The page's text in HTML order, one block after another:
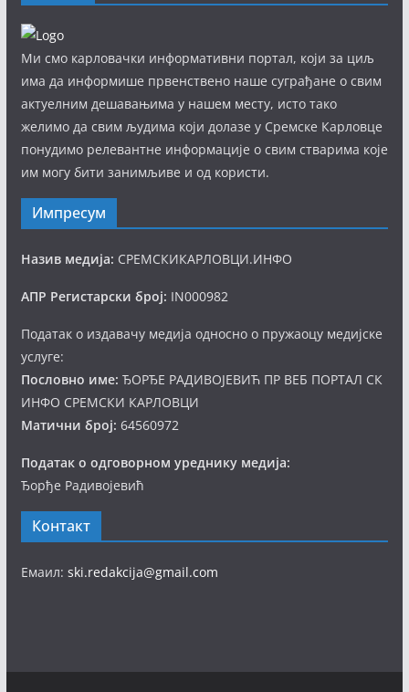
Ми смо карловачки информативни портал, који за циљ
има да информише првенствено наше суграђане о свим
актуелним дешавањима у нашем месту, исто тако
желимо да свим људима који долазе у Сремске Карловце
понудимо релевантне информације о свим стварима које
им могу бити занимљиве и од користи.
Импресум
Назив медија: СРЕМСКИКАРЛОВЦИ.ИНФО
АПР Регистарски број: IN000982
Податак о издавачу медија односно о пружаоцу медијске
услуге:
Пословно име: ЂОРЂЕ РАДИВОЈЕВИЋ ПР ВЕБ ПОРТАЛ СК
ИНФО СРЕМСКИ КАРЛОВЦИ
Матични број: 64560972
Податак о одговорном уреднику медија:
Ђорђе Радивојевић
Контакт
Емаил: ski.redakcija@gmail.com